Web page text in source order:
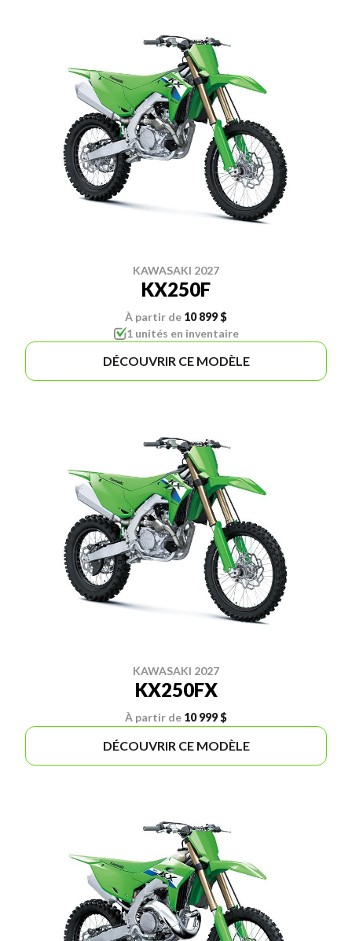
KAWASAKI 2027
KX250F
À partir de 10 899 $
1 unités en inventaire
DÉCOUVRIR CE MODÈLE
KAWASAKI 2027
KX250FX
À partir de 10 999 $
DÉCOUVRIR CE MODÈLE